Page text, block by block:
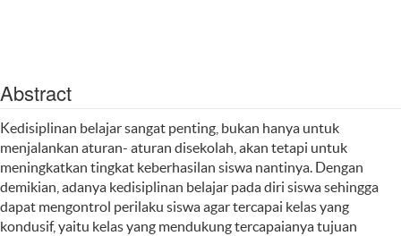
Abstract
Kedisiplinan belajar sangat penting, bukan hanya untuk
menjalankan aturan- aturan disekolah, akan tetapi untuk
meningkatkan tingkat keberhasilan siswa nantinya. Dengan
demikian, adanya kedisiplinan belajar pada diri siswa sehingga
dapat mengontrol perilaku siswa agar tercapai kelas yang
kondusif, yaitu kelas yang mendukung tercapaianya tujuan